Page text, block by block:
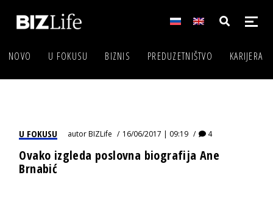
NOVO U FOKUSU BIZNIS PREDUZETNIŠTVO KARIJERA
U FOKUSU autorBIZLife 16/06/2017 | 09:19 4
Ovako izgleda poslovna biografija Ane
Brnabić